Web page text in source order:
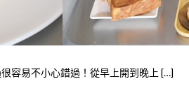
容易不小心錯過！從早上開到晚上 […]